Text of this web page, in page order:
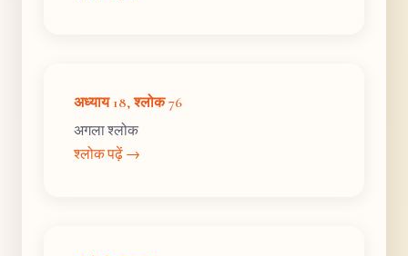
अध्याय 18, श्लोक 76
अगला श्लोक
श्लोक पढ़ें →